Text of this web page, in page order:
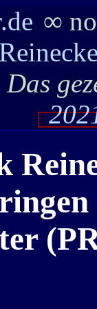
∞
Das